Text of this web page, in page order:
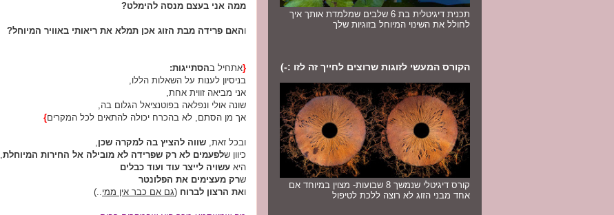
ממה אני בעצם מנסה להימלט?
והאם פרידה מבת הזוג אכן תמלא את ריאותי באוויר המיוחל?
{אתחיל בהסתייגות:
בניסיון לענות על השאלות הללו,
אני מביאה זווית אחת,
שונה אולי ונפלאה בפוטנציאל הגלום בה,
אך מן הסתם, לא בהכרח יכולה להתאים לכל המקרים}
ובכל זאת, שווה להציץ בה למקרה שכן,
כיוון שלפעמים לא רק שפרידה לא מובילה אל החירות המיוחלת,
היא עשויה לייצר עוד ועוד כבלים
שרק מעצימים את הפלונטר
ואת הרצון לברוח (גם אם כבר אין ממי..)
תכנית דיגיטלית בת 6 שלבים שמלמדת אותך איך
לחולל את השינוי המיוחל בזוגיות שלך
הקורס המעשי לזוגות שרוצים לחייך זה לזו :-)
קורס דיגיטלי שנמשך 8 שבועות- מצוין במיוחד אם
אחד מבני הזוג לא רוצה ללכת לטיפול